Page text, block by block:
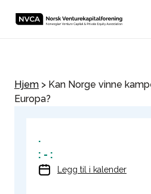
Hjem > Kan Norge vinne
Europa?